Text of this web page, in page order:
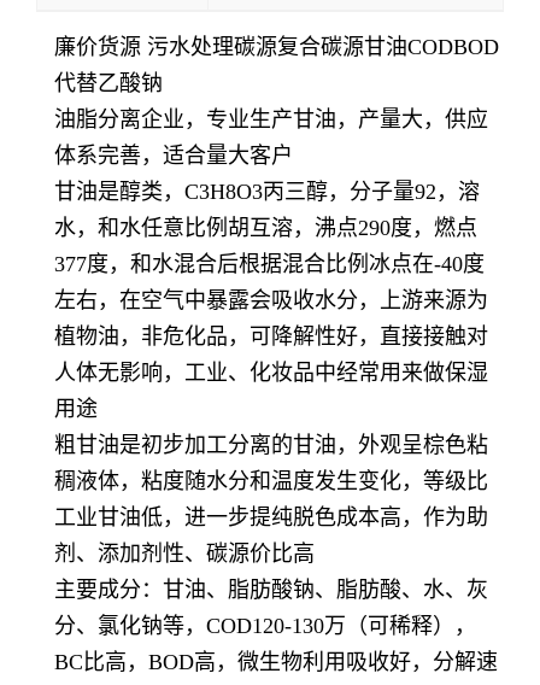
廉价货源 污水处理碳源复合碳源甘油CODBOD
代替乙酸钠
油脂分离企业，专业生产甘油，产量大，供应
体系完善，适合量大客户
甘油是醇类，C3H8O3丙三醇，分子量92，溶
水，和水任意比例胡互溶，沸点290度，燃点
377度，和水混合后根据混合比例冰点在-40度
左右，在空气中暴露会吸收水分，上游来源为
植物油，非危化品，可降解性好，直接接触对
人体无影响，工业、化妆品中经常用来做保湿
用途
粗甘油是初步加工分离的甘油，外观呈棕色粘
稠液体，粘度随水分和温度发生变化，等级比
工业甘油低，进一步提纯脱色成本高，作为助
剂、添加剂性、碳源价比高
主要成分：甘油、脂肪酸钠、脂肪酸、水、灰
分、氯化钠等，COD120-130万（可稀释），
BC比高，BOD高，微生物利用吸收好，分解速